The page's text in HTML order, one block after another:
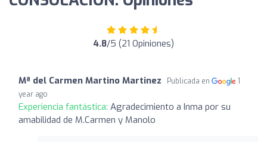
4.8/5 (21 Opiniones)
Mª del Carmen Martino Martinez Publicada en
1
year ago
Experiencia fantástica: Agradecimiento a Inma por su
amabilidad de M.Carmen y Manolo